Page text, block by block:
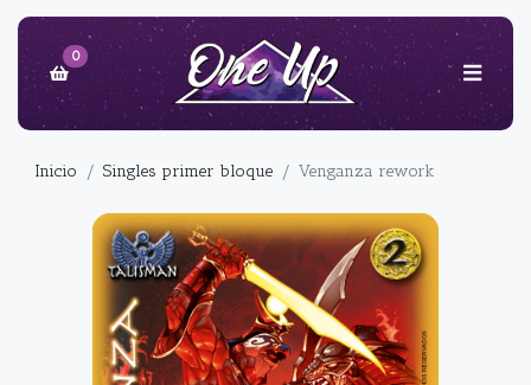
0
Inicio Singles primer bloque Venganza rework